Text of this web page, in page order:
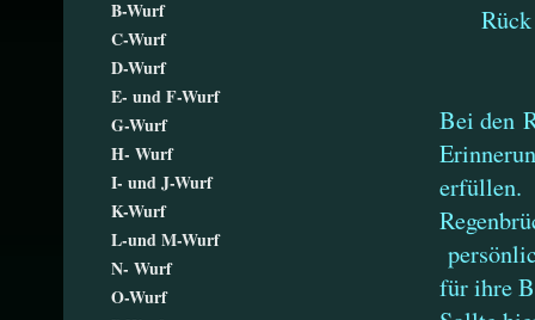
Bei den
erfüllen.
für ihre
B-Wurf
C-Wurf
D-Wurf
E- und F-Wurf
G-Wurf
H- Wurf
I- und J-Wurf
K-Wurf
L-und M-Wurf
N- Wurf
O-Wurf